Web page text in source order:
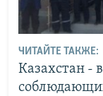
ЧИТАЙТЕ ТАКЖЕ:
Казахстан -